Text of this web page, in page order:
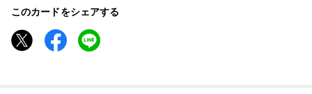
このカードをシェアする